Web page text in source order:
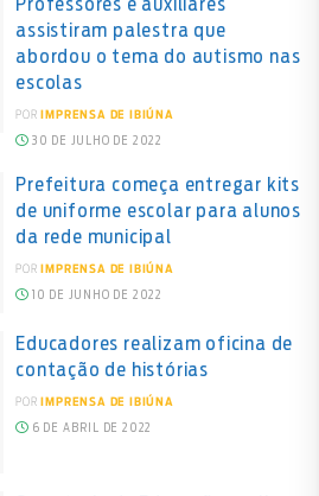
assistiram palestra que
abordou o tema do autismo nas
escolas
POR IMPRENSA DE IBIÚNA
30 DE JULHO DE 2022
Prefeitura começa entregar kits
de uniforme escolar para alunos
da rede municipal
POR IMPRENSA DE IBIÚNA
10 DE JUNHO DE 2022
Educadores realizam oficina de
contação de histórias
POR IMPRENSA DE IBIÚNA
6 DE ABRIL DE 2022